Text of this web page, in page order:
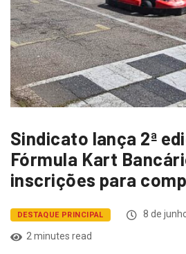
Sindicato lança 2ª
Fórmula Kart
inscrições para
DESTAQUE PRINCIPAL 8 de
2 minutes read